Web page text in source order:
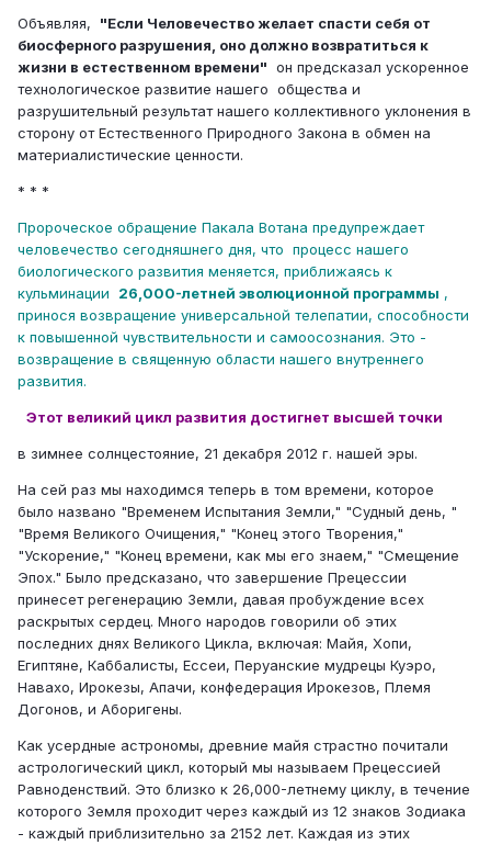
Объявляя, "Если Человечество желает спасти себя от
биосферного разрушения, оно должно возвратиться к
жизни в естественном времени" он предсказал ускоренное
технологическое развитие нашего общества и
разрушительный результат нашего коллективного уклонения в
сторону от Естественного Природного Закона в обмен на
материалистические ценности.
* * *
Пророческое обращение Пакала Вотана предупреждает
человечество сегодняшнего дня, что процесс нашего
биологического развития меняется, приближаясь к
кульминации 26,000-летней эволюционной программы ,
принося возвращение универсальной телепатии, способности
к повышенной чувствительности и самоосознания. Это -
возвращение в священную области нашего внутреннего
развития.
Этот великий цикл развития достигнет высшей точки
в зимнее солнцестояние, 21 декабря 2012 г. нашей эры.
На сей раз мы находимся теперь в том времени, которое
было названо "Временем Испытания Земли," "Судный день, "
"Время Великого Очищения," "Конец этого Творения,"
"Ускорение," "Конец времени, как мы его знаем," "Смещение
Эпох." Было предсказано, что завершение Прецессии
принесет регенерацию Земли, давая пробуждение всех
раскрытых сердец. Много народов говорили об этих
последних днях Великого Цикла, включая: Майя, Хопи,
Египтяне, Каббалисты, Ессеи, Перуанские мудрецы Куэро,
Навахо, Ирокезы, Апачи, конфедерация Ирокезов, Племя
Догонов, и Аборигены.
Как усердные астрономы, древние майя страстно почитали
астрологический цикл, который мы называем Прецессией
Равноденствий. Это близко к 26,000-летнему циклу, в течение
которого Земля проходит через каждый из 12 знаков Зодиака
- каждый приблизительно за 2152 лет. Каждая из этих